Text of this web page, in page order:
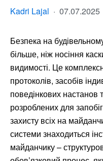
Kadri Lajal · 07.07.2025
Безпека на
більше, ніж носіння
видимості. Це
протоколів, засобів
поведінкових настанов
розроблених для
захисту всіх на
системи знаходиться
майданчику –